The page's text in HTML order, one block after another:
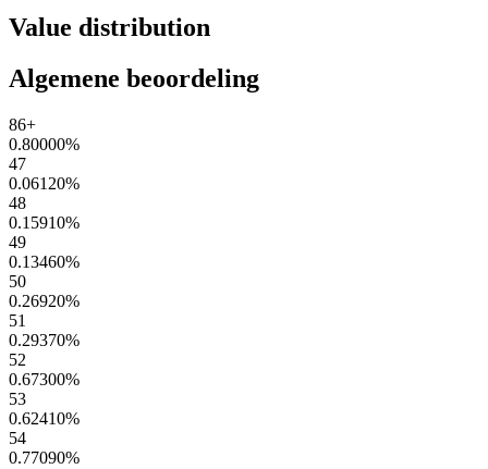
Value distribution
Algemene beoordeling
86+
0.80000%
47
0.06120%
48
0.15910%
49
0.13460%
50
0.26920%
51
0.29370%
52
0.67300%
53
0.62410%
54
0.77090%